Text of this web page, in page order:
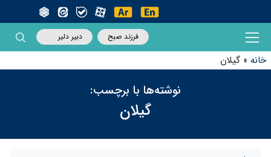
فرزند صبح دبیر دلیر
خانه » گیلان
نوشته‌ها با برچسب:
گیلان